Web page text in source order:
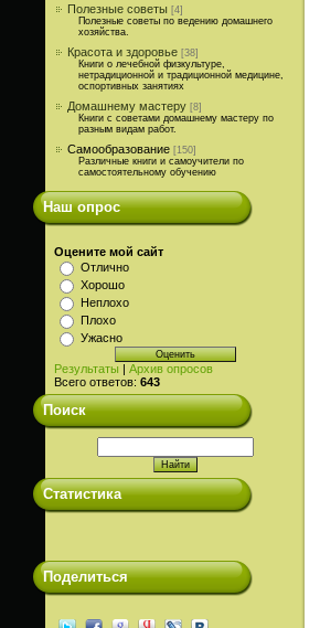
Полезные советы [4]
Полезные советы по ведению домашнего
хозяйства.
Красота и здоровье [38]
Книги о лечебной физкультуре,
нетрадиционной и традиционной медицине,
оспортивных занятиях
Домашнему мастеру [8]
Книги с советами домашнему мастеру по
разным видам работ.
Самообразование [150]
Различные книги и самоучители по
самостоятельному обучению
Наш опрос
Оцените мой сайт
Отлично
Хорошо
Неплохо
Плохо
Ужасно
Результаты | Архив опросов
Всего ответов: 643
Поиск
Статистика
Поделиться